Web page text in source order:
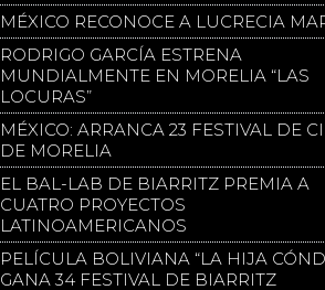
MÉXICO RECONOCE A LUCRECIA
RODRIGO GARCÍA ESTRENA
MUNDIALMENTE EN MORELIA “LAS
LOCURAS”
MÉXICO: ARRANCA 23 FESTIVAL DE
DE MORELIA
EL BAL-LAB DE BIARRITZ PREMIA A
CUATRO PROYECTOS
LATINOAMERICANOS
PELÍCULA BOLIVIANA “LA HIJA
GANA 34 FESTIVAL DE BIARRITZ